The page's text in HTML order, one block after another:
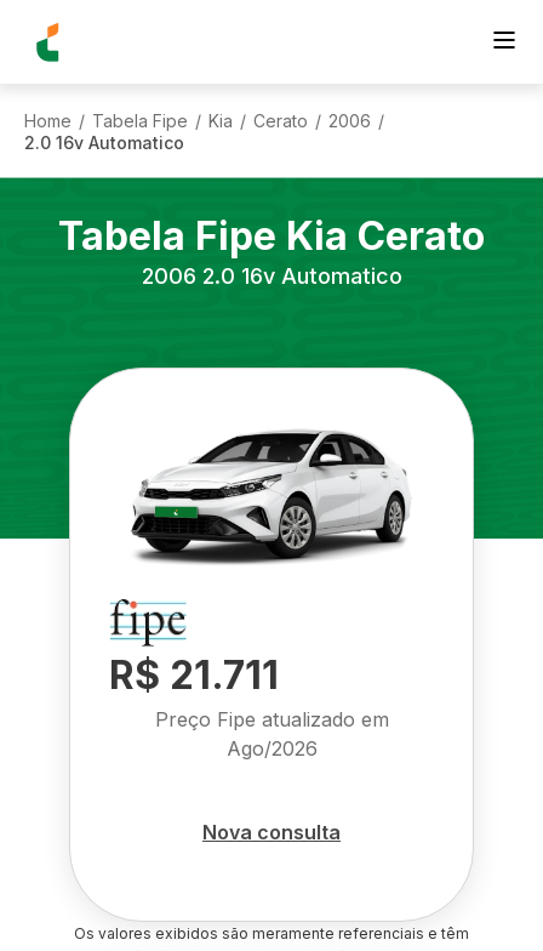
Home / Tabela Fipe / Kia / Cerato / 2006 /
2.0 16v Automatico
Tabela Fipe Kia Cerato
2006 2.0 16v Automatico
R$ 21.711
Preço Fipe atualizado em
Ago/2026
Nova consulta
Os valores exibidos são meramente referenciais e têm